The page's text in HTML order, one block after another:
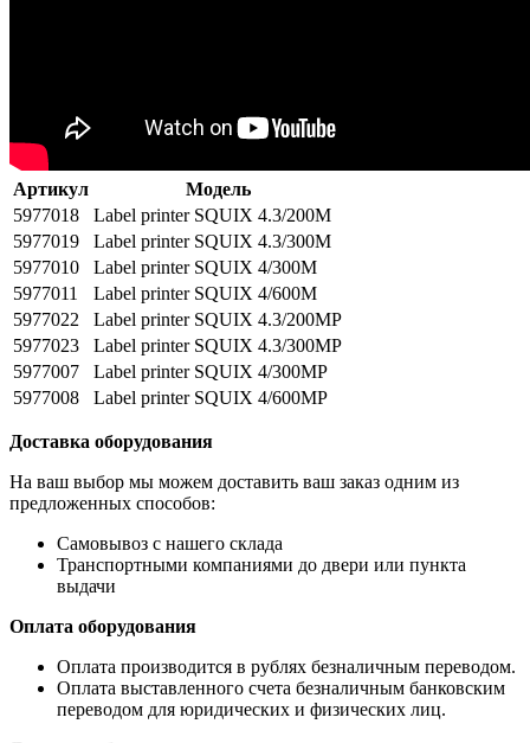
Артикул
Модель
5977018
Label printer SQUIX 4.3/200M
5977019
Label printer SQUIX 4.3/300M
5977010
Label printer SQUIX 4/300M
5977011
Label printer SQUIX 4/600M
5977022
Label printer SQUIX 4.3/200MP
5977023
Label printer SQUIX 4.3/300MP
5977007
Label printer SQUIX 4/300MP
5977008
Label printer SQUIX 4/600MP
Доставка оборудования
На ваш выбор мы можем доставить ваш заказ одним из
предложенных способов:
Самовывоз с нашего склада
Транспортными компаниями до двери или пункта
выдачи
Оплата оборудования
Оплата производится в рублях безналичным переводом.
Оплата выставленного счета безналичным банковским
переводом для юридических и физических лиц.